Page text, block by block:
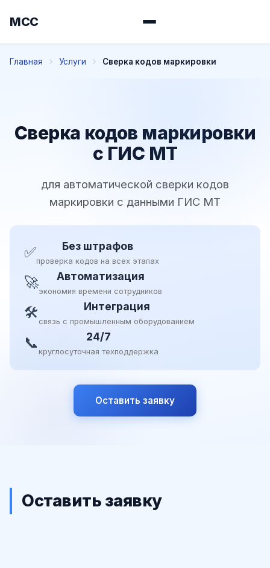
МСС
Главная Услуги Сверка кодов маркировки
Сверка кодов маркировки
с ГИС МТ
для автоматической сверки кодов
маркировки с данными ГИС МТ
✅ Без штрафов
проверка кодов на всех этапах
🚀 Автоматизация
экономия времени сотрудников
🛠 Интеграция
связь с промышленным оборудованием
📞 24/7
круглосуточная техподдержка
Оставить заявку
Оставить заявку